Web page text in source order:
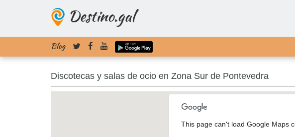
Destino.gal
Blog
Discotecas y salas de ocio en Zona Sur de Pontevedra
This page can't load Google Maps